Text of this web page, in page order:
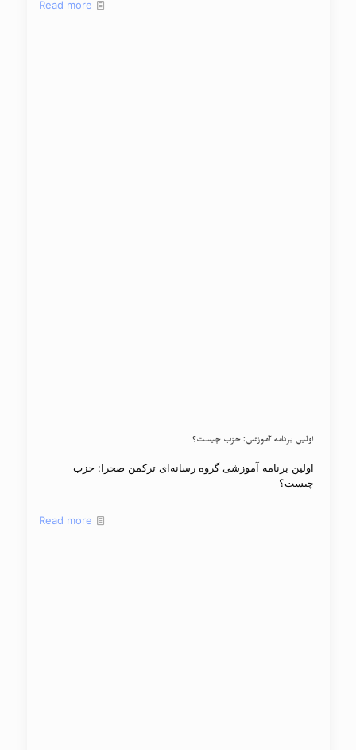
Read more
اولین برنامه آموزشی: حزب چیست؟
اولین برنامه آموزشی گروه رسانه‌ای ترکمن صحرا: حزب
چیست؟
Read more